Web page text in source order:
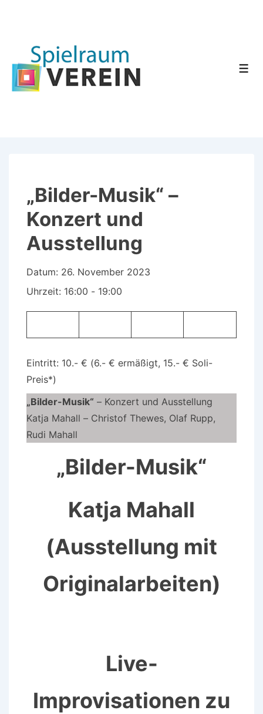
„Bilder-Musik“ –
Konzert und
Ausstellung
Datum: 26. November 2023
Uhrzeit: 16:00 - 19:00
Eintritt: 10.- € (6.- € ermäßigt, 15.- € Soli-
Preis*)
„Bilder-Musik“ – Konzert und Ausstellung
Katja Mahall – Christof Thewes, Olaf Rupp,
Rudi Mahall
„Bilder-Musik“
Katja Mahall
(Ausstellung mit
Originalarbeiten)
Live-
Improvisationen zu